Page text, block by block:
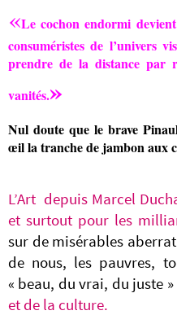
«Le cochon endormi
consuméristes de l’univers
prendre de la distance par
vanités.»
Nul doute que le brave
œil la tranche de jambon aux
L’Art depuis Marcel
et surtout pour les
sur de misérables
de nous, les pauvres,
« beau, du vrai, du juste »
et de la culture.